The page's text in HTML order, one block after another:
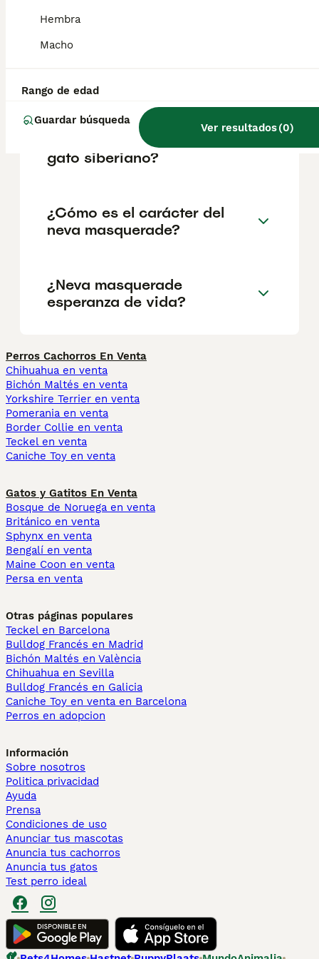
Hembra
Macho
Rango de edad
Guardar búsqueda
Ver resultados(0)
criadores responsables que garanticen la
Informarse bien y comparar opciones antes
¿Cuál es la diferencia entre
un Neva Masquerade y un
gato siberiano?
¿Cómo es el carácter del
neva masquerade?
¿Neva masquerade
esperanza de vida?
Perros Cachorros En Venta
Chihuahua en venta
Bichón Maltés en venta
Yorkshire Terrier en venta
Pomerania en venta
Border Collie en venta
Teckel en venta
Caniche Toy en venta
Gatos y Gatitos En Venta
Bosque de Noruega en venta
Británico en venta
Sphynx en venta
Bengalí en venta
Maine Coon en venta
Persa en venta
Otras páginas populares
Teckel en Barcelona
Bulldog Francés en Madrid
Bichón Maltés en València
Chihuahua en Sevilla
Bulldog Francés en Galicia
Caniche Toy en venta en Barcelona
Perros en adopcion
Información
Sobre nosotros
Politica privacidad
Ayuda
Prensa
Condiciones de uso
Anunciar tus mascotas
Anuncia tus cachorros
Anuncia tus gatos
Test perro ideal